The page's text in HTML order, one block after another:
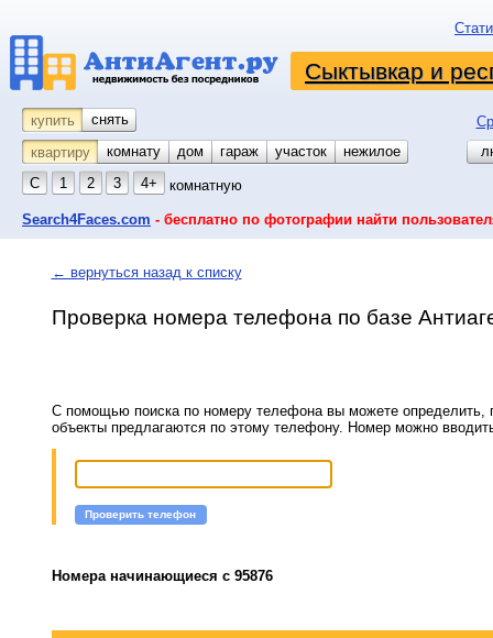
Сыктывкар и
купить снять
квартиру
комнату койко-место
дом гараж участок
нежилое
С
1 2 3 4+ комнатную
Search4Faces.com - бесплатно по фотографии найти
← вернуться назад к списку
Проверка номера телефона по базе
С помощью поиска по номеру телефона вы можете определить,
объекты предлагаются по этому телефону. Номер можно
Проверить телефон
Номера начинающиеся с 95876